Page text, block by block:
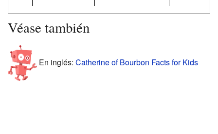
Véase también
En inglés: Catherine of Bourbon Facts for Kids